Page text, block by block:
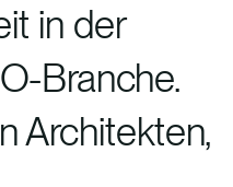
in der
Branche.
Architekten,